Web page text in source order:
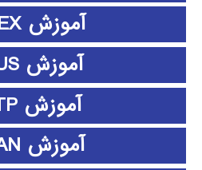
آموزش CPLEX
آموزش EDIUS
آموزش EMTP
آموزش ePLAN